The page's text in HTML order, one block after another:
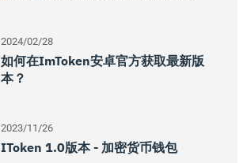
2024/02/28
如何在imToken安卓官方获取最新版
本？
2023/11/26
IToken 1.0版本 - 加密货币钱包